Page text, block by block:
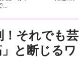
...
！それでも芸
と断じるワ